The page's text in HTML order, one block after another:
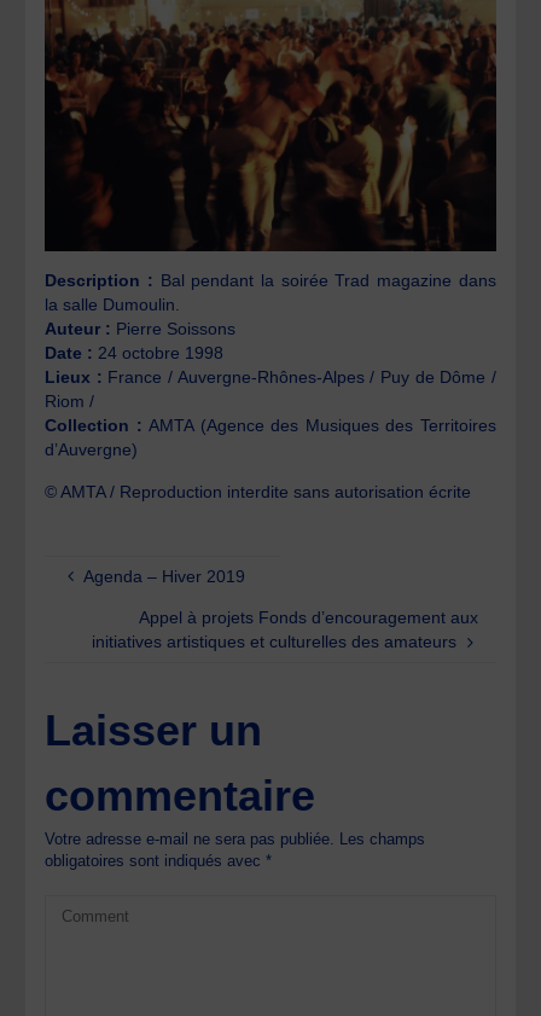
Description : Bal pendant la soirée Trad magazine dans
la salle Dumoulin.
Auteur : Pierre Soissons
Date : 24 octobre 1998
Lieux : France / Auvergne-Rhônes-Alpes / Puy de Dôme /
Riom /
Collection :AMTA (Agence des Musiques des Territoires
d’Auvergne)
© AMTA / Reproduction interdite sans autorisation écrite
Agenda – Hiver 2019
Appel à projets Fonds d’encouragement aux
initiatives artistiques et culturelles des amateurs
Laisser un
commentaire
Votre adresse e-mail ne sera pas publiée. Les champs
obligatoires sont indiqués avec*